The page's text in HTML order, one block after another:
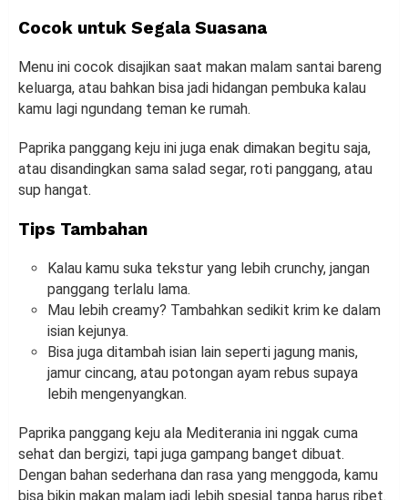
Cocok untuk Segala Suasana
Menu ini cocok disajikan saat makan malam santai bareng
keluarga, atau bahkan bisa jadi hidangan pembuka kalau
kamu lagi ngundang teman ke rumah.
Paprika panggang keju ini juga enak dimakan begitu saja,
atau disandingkan sama salad segar, roti panggang, atau
sup hangat.
Tips Tambahan
Kalau kamu suka tekstur yang lebih crunchy, jangan
panggang terlalu lama.
Mau lebih creamy? Tambahkan sedikit krim ke dalam
isian kejunya.
Bisa juga ditambah isian lain seperti jagung manis,
jamur cincang, atau potongan ayam rebus supaya
lebih mengenyangkan.
Paprika panggang keju ala Mediterania ini nggak cuma
sehat dan bergizi, tapi juga gampang banget dibuat.
Dengan bahan sederhana dan rasa yang menggoda, kamu
bisa bikin makan malam jadi lebih spesial tanpa harus ribet.